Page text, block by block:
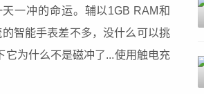
一冲的命运。辅以1GB RAM和
智能手表差不多，没什么可以挑
为什么不是磁冲了...使用触电充